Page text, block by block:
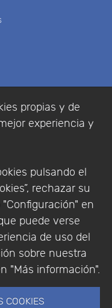
propias y de
experiencia y
pulsando el
rechazar su
en
puede verse
de uso del
sobre nuestra
"Más información".
COOKIES
de Privacidad |
Software